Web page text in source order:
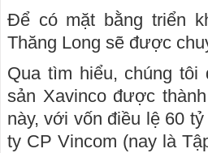
Để có mặt bằng triển
Thăng Long sẽ được
Qua tìm hiểu, chúng
sản Xavinco được
này, với vốn điều lệ 60
ty CP Vincom (nay là